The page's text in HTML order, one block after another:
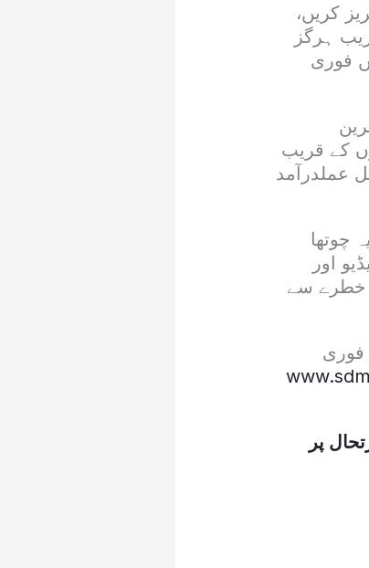
کریں،
ہرگز
فوری
کے قریب
عملدرآمد
اور یہ چوتھا
اور
خطرے سے
ایس ڈی ایم اے کی ہیلپ لائن 05822-921643 پر فوری
پر